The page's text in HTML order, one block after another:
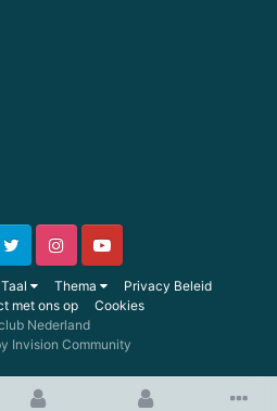
Taal Thema
Privacy Beleid
met ons op
Cookies
Nederland
Invision Community